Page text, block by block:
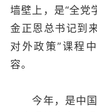
墙壁上，是“全党
金正恩总书记到
对外政策”课程
容。
今年，是中国